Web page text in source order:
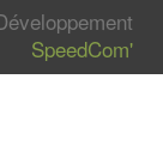
SpeedCom'